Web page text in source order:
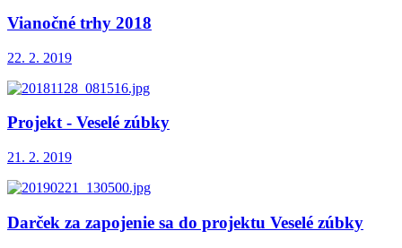
Vianočné trhy 2018
22. 2. 2019
Projekt - Veselé zúbky
21. 2. 2019
Darček za zapojenie sa do projektu Veselé zúbky